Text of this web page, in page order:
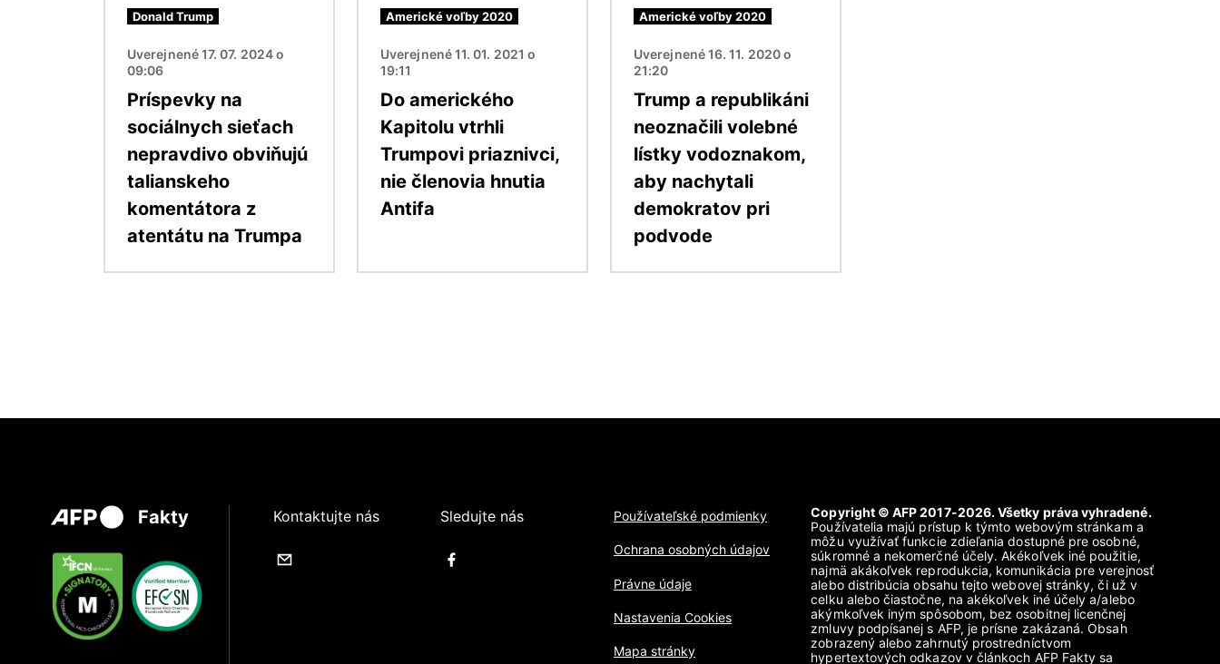
Donald Trump
Uverejnené 17. 07. 2024 o
09:06
Príspevky na
sociálnych sieťach
nepravdivo obviňujú
talianskeho
komentátora z
atentátu na Trumpa
Americké voľby 2020
Uverejnené 11. 01. 2021 o
19:11
Do amerického
Kapitolu vtrhli
Trumpovi priaznivci,
nie členovia hnutia
Antifa
Americké voľby 2020
Uverejnené 16. 11. 2020 o
21:20
Trump a republikáni
neoznačili volebné
lístky vodoznakom,
aby nachytali
demokratov pri
podvode
Fakty Kontaktujte nás Sledujte nás Používateľské podmienky
Ochrana osobných údajov
Právne údaje
Nastavenia Cookies
Mapa stránky
Copyright © AFP 2017-2026. Všetky práva vyhradené.
Používatelia majú prístup k týmto webovým stránkam a
môžu využívať funkcie zdieľania dostupné pre osobné,
súkromné a nekomerčné účely. Akékoľvek iné použitie,
najmä akákoľvek reprodukcia, komunikácia pre verejnosť
alebo distribúcia obsahu tejto webovej stránky, či už v
celku alebo čiastočne, na akékoľvek iné účely a/alebo
akýmkoľvek iným spôsobom, bez osobitnej licenčnej
zmluvy podpísanej s AFP, je prísne zakázaná. Obsah
zobrazený alebo zahrnutý prostredníctvom
hypertextových odkazov v článkoch AFP Fakty sa